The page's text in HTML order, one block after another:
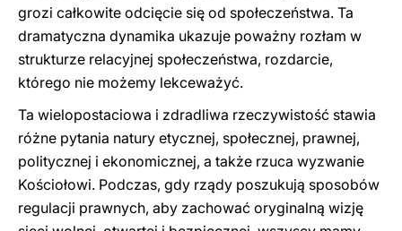
grozi całkowite odcięcie się od społeczeństwa. Ta
dramatyczna dynamika ukazuje poważny rozłam w
strukturze relacyjnej społeczeństwa, rozdarcie,
którego nie możemy lekceważyć.
Ta wielopostaciowa i zdradliwa rzeczywistość stawia
różne pytania natury etycznej, społecznej, prawnej,
politycznej i ekonomicznej, a także rzuca wyzwanie
Kościołowi. Podczas, gdy rządy poszukują sposobów
regulacji prawnych, aby zachować oryginalną wizję